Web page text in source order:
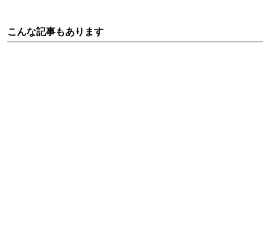
こんな記事もあります